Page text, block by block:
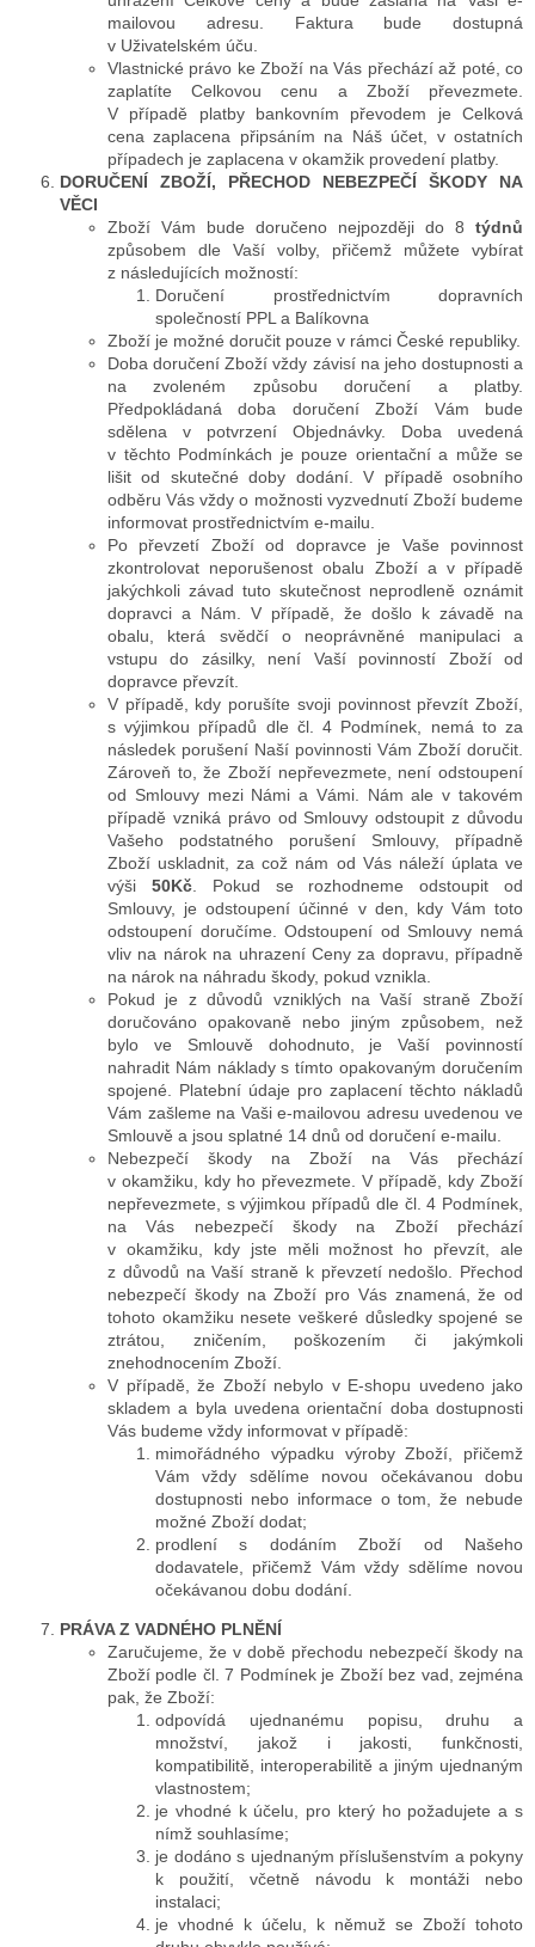
mailovou adresu. Faktura bude dostupná
v Uživatelském úču.
Vlastnické právo ke Zboží na Vás přechází až poté, co
zaplatíte Celkovou cenu a Zboží převezmete.
V případě platby bankovním převodem je Celková
cena zaplacena připsáním na Náš účet, v ostatních
případech je zaplacena v okamžik provedení platby.
DORUČENÍ ZBOŽÍ, PŘECHOD NEBEZPEČÍ ŠKODY NA
VĚCI
Zboží Vám bude doručeno nejpozději do 8 týdnů
způsobem dle Vaší volby, přičemž můžete vybírat
z následujících možností:
Doručení prostřednictvím dopravních
společností PPL a Balíkovna
Zboží je možné doručit pouze v rámci České republiky.
Doba doručení Zboží vždy závisí na jeho dostupnosti a
na zvoleném způsobu doručení a platby.
Předpokládaná doba doručení Zboží Vám bude
sdělena v potvrzení Objednávky. Doba uvedená
v těchto Podmínkách je pouze orientační a může se
lišit od skutečné doby dodání. V případě osobního
odběru Vás vždy o možnosti vyzvednutí Zboží budeme
informovat prostřednictvím e-mailu.
Po převzetí Zboží od dopravce je Vaše povinnost
zkontrolovat neporušenost obalu Zboží a v případě
jakýchkoli závad tuto skutečnost neprodleně oznámit
dopravci a Nám. V případě, že došlo k závadě na
obalu, která svědčí o neoprávněné manipulaci a
vstupu do zásilky, není Vaší povinností Zboží od
dopravce převzít.
V případě, kdy porušíte svoji povinnost převzít Zboží,
s výjimkou případů dle čl. 4 Podmínek, nemá to za
následek porušení Naší povinnosti Vám Zboží doručit.
Zároveň to, že Zboží nepřevezmete, není odstoupení
od Smlouvy mezi Námi a Vámi. Nám ale v takovém
případě vzniká právo od Smlouvy odstoupit z důvodu
Vašeho podstatného porušení Smlouvy, případně
Zboží uskladnit, za což nám od Vás náleží úplata ve
výši 50Kč. Pokud se rozhodneme odstoupit od
Smlouvy, je odstoupení účinné v den, kdy Vám toto
odstoupení doručíme. Odstoupení od Smlouvy nemá
vliv na nárok na uhrazení Ceny za dopravu, případně
na nárok na náhradu škody, pokud vznikla.
Pokud je z důvodů vzniklých na Vaší straně Zboží
doručováno opakovaně nebo jiným způsobem, než
bylo ve Smlouvě dohodnuto, je Vaší povinností
nahradit Nám náklady s tímto opakovaným doručením
spojené. Platební údaje pro zaplacení těchto nákladů
Vám zašleme na Vaši e-mailovou adresu uvedenou ve
Smlouvě a jsou splatné 14 dnů od doručení e-mailu.
Nebezpečí škody na Zboží na Vás přechází
v okamžiku, kdy ho převezmete. V případě, kdy Zboží
nepřevezmete, s výjimkou případů dle čl. 4 Podmínek,
na Vás nebezpečí škody na Zboží přechází
v okamžiku, kdy jste měli možnost ho převzít, ale
z důvodů na Vaší straně k převzetí nedošlo. Přechod
nebezpečí škody na Zboží pro Vás znamená, že od
tohoto okamžiku nesete veškeré důsledky spojené se
ztrátou, zničením, poškozením či jakýmkoli
znehodnocením Zboží.
V případě, že Zboží nebylo v E-shopu uvedeno jako
skladem a byla uvedena orientační doba dostupnosti
Vás budeme vždy informovat v případě:
mimořádného výpadku výroby Zboží, přičemž
Vám vždy sdělíme novou očekávanou dobu
dostupnosti nebo informace o tom, že nebude
možné Zboží dodat;
prodlení s dodáním Zboží od Našeho
dodavatele, přičemž Vám vždy sdělíme novou
očekávanou dobu dodání.
PRÁVA Z VADNÉHO PLNĚNÍ
Zaručujeme, že v době přechodu nebezpečí škody na
Zboží podle čl. 7 Podmínek je Zboží bez vad, zejména
pak, že Zboží:
odpovídá ujednanému popisu, druhu a
množství, jakož i jakosti, funkčnosti,
kompatibilitě, interoperabilitě a jiným ujednaným
vlastnostem;
je vhodné k účelu, pro který ho požadujete a s
nímž souhlasíme;
je dodáno s ujednaným příslušenstvím a pokyny
k použití, včetně návodu k montáži nebo
instalaci;
je vhodné k účelu, k němuž se Zboží tohoto